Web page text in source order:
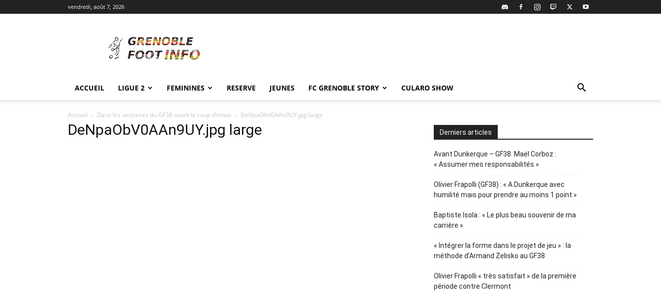
vendredi, août 7, 2026
Foot
Info
ACCUEIL LIGUE 2 FEMININES RESERVE JEUNES FC GRENOBLE STORY CULARO SHOW
Accueil Dans les vestiaires du GF38 avant le coup d’envoi DeNpaObV0AAn9UY.jpg large
DeNpaObV0AAn9UY.jpg large Derniers articles
Avant Dunkerque – GF38. Maël Corboz :
« Assumer mes responsabilités »
Olivier Frapolli (GF38) : « A Dunkerque avec
humilité mais pour prendre au moins 1 point »
Baptiste Isola : « Le plus beau souvenir de ma
carrière »
« Intégrer la forme dans le projet de jeu » : la
méthode d’Armand Zelisko au GF38
Olivier Frapolli « très satisfait » de la première
période contre Clermont